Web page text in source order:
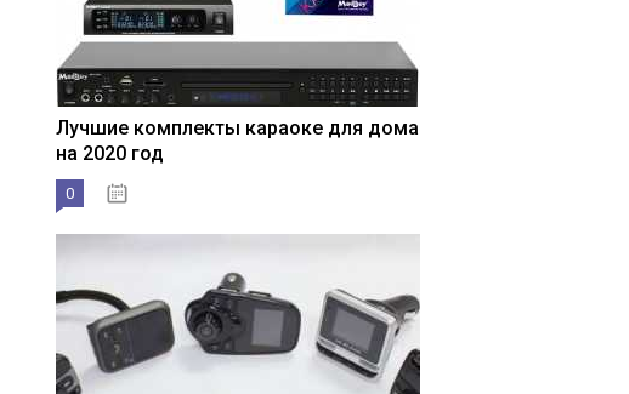
Лучшие комплекты караоке для дома
на 2020 год
0